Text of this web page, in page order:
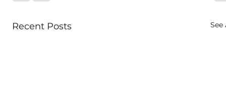
Recent Posts See